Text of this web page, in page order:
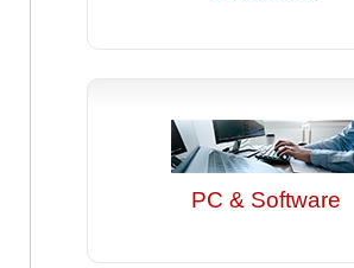
PC & Software